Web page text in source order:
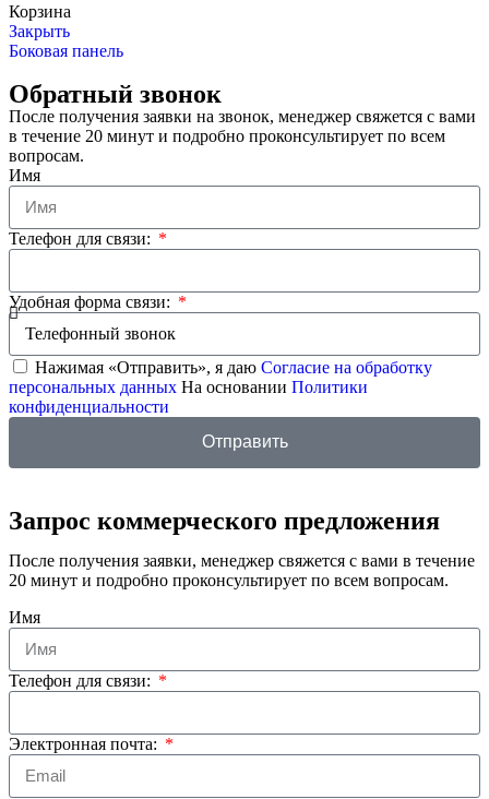
Корзина
Закрыть
Боковая панель
Обратный звонок
После получения заявки на звонок, менеджер свяжется с вами
в течение 20 минут и подробно проконсультирует по всем
вопросам.
Имя
Телефон для связи:
Удобная форма связи:
Нажимая «Отправить», я даю Согласие на обработку
персональных данных На основании Политики
конфиденциальности
Отправить
Запрос коммерческого предложения
После получения заявки, менеджер свяжется с вами в течение
20 минут и подробно проконсультирует по всем вопросам.
Имя
Телефон для связи:
Электронная почта: